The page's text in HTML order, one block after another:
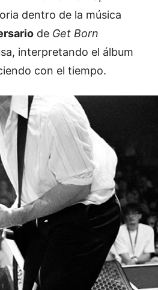
dentro de la música
de Get Born
interpretando el álbum
con el tiempo.